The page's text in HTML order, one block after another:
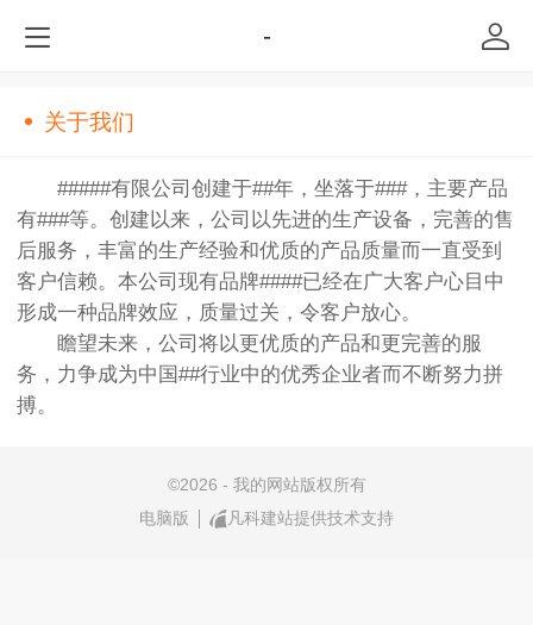
-
关于我们
#####有限公司创建于##年，坐落于###，主要产品
有###等。创建以来，公司以先进的生产设备，完善的售
后服务，丰富的生产经验和优质的产品质量而一直受到
客户信赖。本公司现有品牌####已经在广大客户心目中
形成一种品牌效应，质量过关，令客户放心。
瞻望未来，公司将以更优质的产品和更完善的服
务，力争成为中国##行业中的优秀企业者而不断努力拼
搏。
©2026 - 我的网站版权所有
电脑版
凡科建站提供技术支持